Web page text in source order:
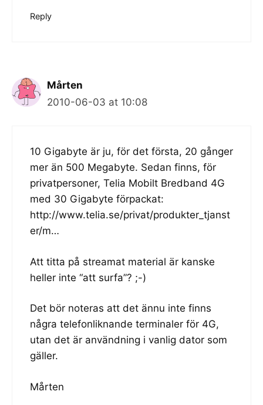
Reply
Mårten
2010-06-03 at 10:08
10 Gigabyte är ju, för det första, 20 gånger
mer än 500 Megabyte. Sedan finns, för
privatpersoner, Telia Mobilt Bredband 4G
med 30 Gigabyte förpackat:
http://www.telia.se/privat/produkter_tjanst
er/m…
Att titta på streamat material är kanske
heller inte “att surfa”? ;-)
Det bör noteras att det ännu inte finns
några telefonliknande terminaler för 4G,
utan det är användning i vanlig dator som
gäller.
Mårten